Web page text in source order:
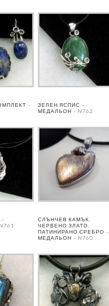
–
ЗЕЛЕН ЯСПИС –
МЕДАЛЬОН – N762
СЛЪНЧЕВ КАМЪК,
ЧЕРВЕНО ЗЛАТО,
ПАТИНИРАНО СРЕБРО –
МЕДАЛЬОН – N760